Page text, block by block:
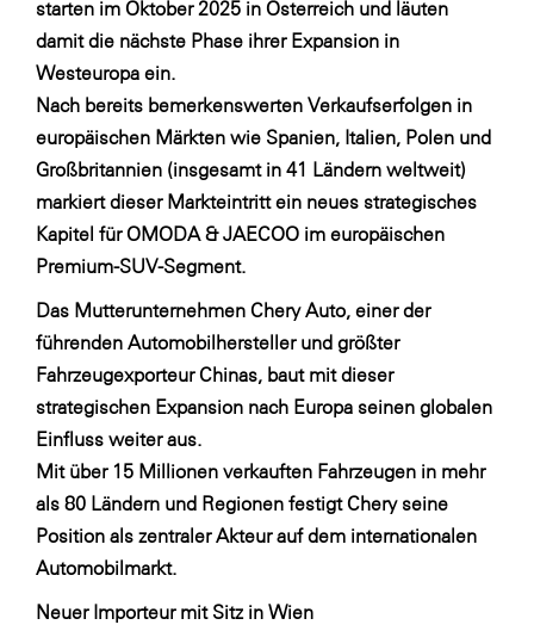
Gas Connect Austria
GBV - Verband gemeinnütziger
Bauvereinigungen
Getzner Werkstoffe
Heimat Österreich
ikp
Johnson & Johnson
JELD-WEN DANA
LAT Nitrogen
Libro
Die Menü-Manufaktur
MTH Retail Group
OMV
starten im Oktober 2025 in Österreich und läuten
damit die nächste Phase ihrer Expansion in
Westeuropa ein.
Nach bereits bemerkenswerten Verkaufserfolgen in
europäischen Märkten wie Spanien, Italien, Polen und
Großbritannien (insgesamt in 41 Ländern weltweit)
markiert dieser Markteintritt ein neues strategisches
Kapitel für OMODA & JAECOO im europäischen
Premium-SUV-Segment.
Das Mutterunternehmen Chery Auto, einer der
führenden Automobilhersteller und größter
Fahrzeugexporteur Chinas, baut mit dieser
strategischen Expansion nach Europa seinen globalen
Einfluss weiter aus.
Mit über 15 Millionen verkauften Fahrzeugen in mehr
als 80 Ländern und Regionen festigt Chery seine
Position als zentraler Akteur auf dem internationalen
Automobilmarkt.
Neuer Importeur mit Sitz in Wien